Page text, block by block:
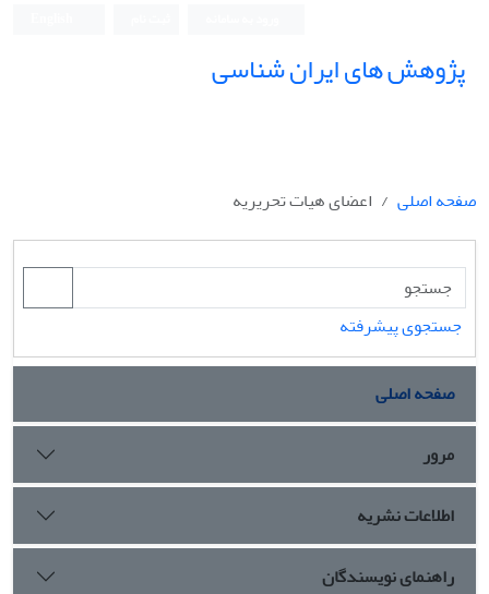
پژوهش های ایران شناسی
صفحه اصلی اعضای هیات تحریریه
جستجوی پیشرفته
صفحه اصلی
مرور
اطلاعات نشریه
راهنمای نویسندگان